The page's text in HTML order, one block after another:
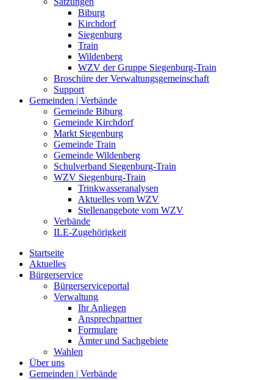
Biburg
Kirchdorf
Siegenburg
Train
Wildenberg
WZV der Gruppe Siegenburg-Train
Broschüre der Verwaltungsgemeinschaft
Support
Gemeinden | Verbände
Gemeinde Biburg
Gemeinde Kirchdorf
Markt Siegenburg
Gemeinde Train
Gemeinde Wildenberg
Schulverband Siegenburg-Train
WZV Siegenburg-Train
Trinkwasseranalysen
Aktuelles vom WZV
Stellenangebote vom WZV
Verbände
ILE-Zugehörigkeit
Startseite
Aktuelles
Bürgerservice
Bürgerserviceportal
Verwaltung
Ihr Anliegen
Ansprechpartner
Formulare
Ämter und Sachgebiete
Wahlen
Über uns
Gemeinden | Verbände